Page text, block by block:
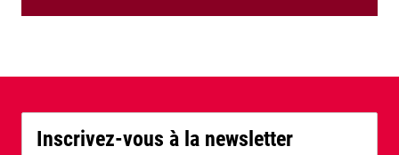
Inscrivez-vous à la newsletter